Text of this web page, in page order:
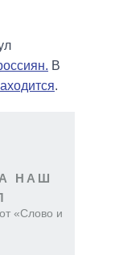
В
.
НАШ
«Слово и